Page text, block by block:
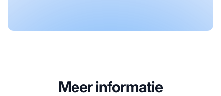
Meer informatie